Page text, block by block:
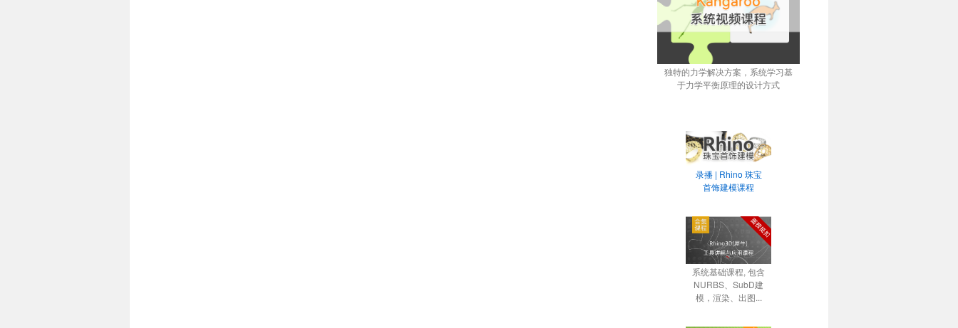
独特的力学解决方案，系统学习基
于力学平衡原理的设计方式
录播 | Rhino 珠宝
首饰建模课程
系统基础课程, 包含
NURBS、SubD建
模，渲染、出图...